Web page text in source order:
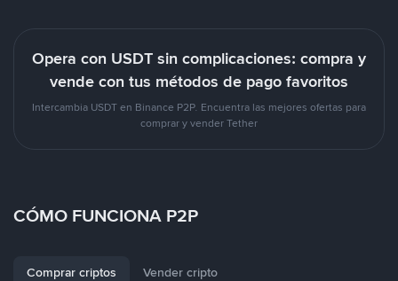
Opera con USDT sin complicaciones: compra y
vende con tus métodos de pago favoritos
Intercambia USDT en Binance P2P. Encuentra las mejores ofertas para
comprar y vender Tether
CÓMO FUNCIONA P2P
Comprar criptos Vender cripto